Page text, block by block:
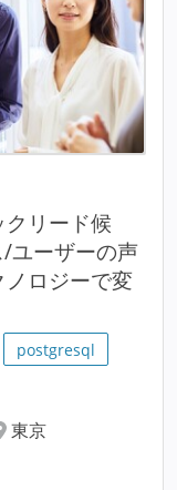
リード候
ユーザーの声
ロジーで変
postgresql
東京